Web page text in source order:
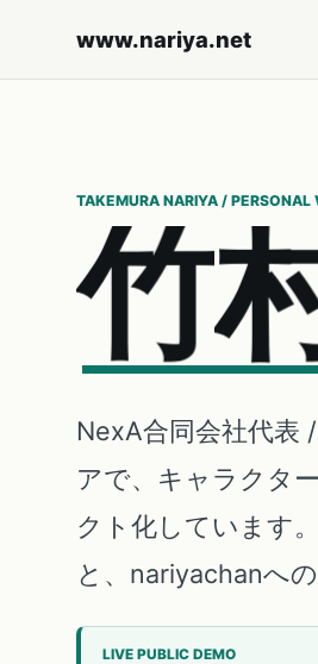
www.nariya.net
TAKEMURA NARIYA / PERSONAL
竹
NexA合同会社代表
アで、キャラクタ
クト化しています
と、nariyachanへ
LIVE PUBLIC DEMO